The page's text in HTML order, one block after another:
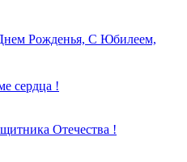
Рожденья, С Юбилеем,
сердца !
Отечества !